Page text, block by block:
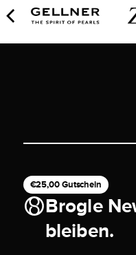
€25,00 Gutschein
Brogle
bleiben.